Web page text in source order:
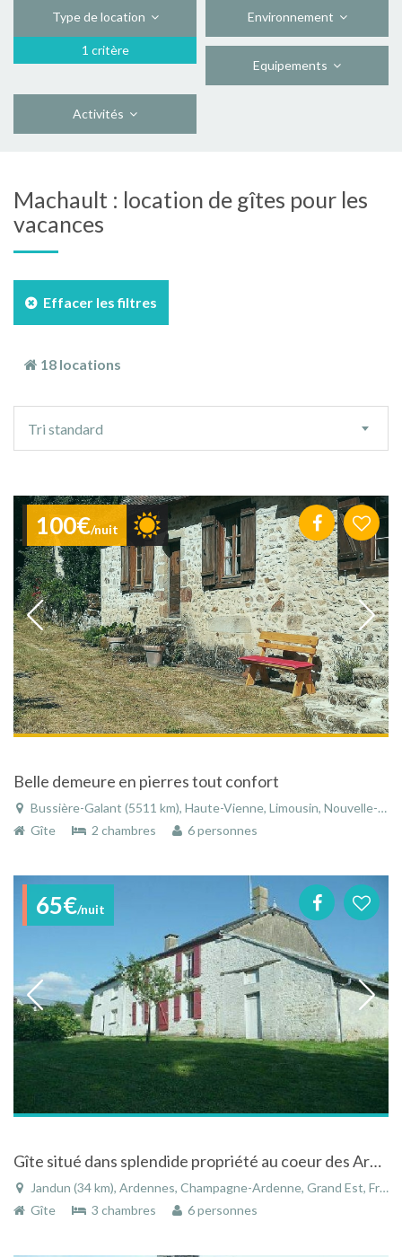
Type de location
1 critère
Environnement
Equipements
Activités
Machault : location de gîtes pour les
vacances
Effacer les filtres
18 locations
tri
Tri standard
100€/nuit
Belle demeure en pierres tout confort
Bussière-Galant (5511 km), Haute-Vienne, Limousin, Nouvelle-Aquitaine, France
Gîte
2 chambres 6 personnes
65€/nuit
Gîte situé dans splendide propriété au coeur des Ardennes Françaises, Jandrun, non loin de Reims
Jandun (34 km), Ardennes, Champagne-Ardenne, Grand Est, France
Gîte
3 chambres 6 personnes